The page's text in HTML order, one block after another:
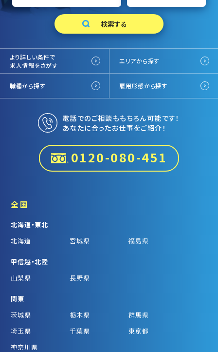
より詳しい条件で
求人情報をさがす
エリアから探す
職種から探す 雇用形態から探す
電話でのご相談ももちろん可能です！
あなたに合ったお仕事をご紹介！
0120-080-451
全国
北海道・東北
北海道
宮城県 福島県
甲信越・北陸
山梨県
長野県
関東
茨城県
栃木県
群馬県
埼玉県
千葉県
東京都
神奈川県